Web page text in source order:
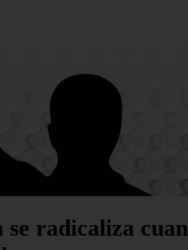
radicaliza